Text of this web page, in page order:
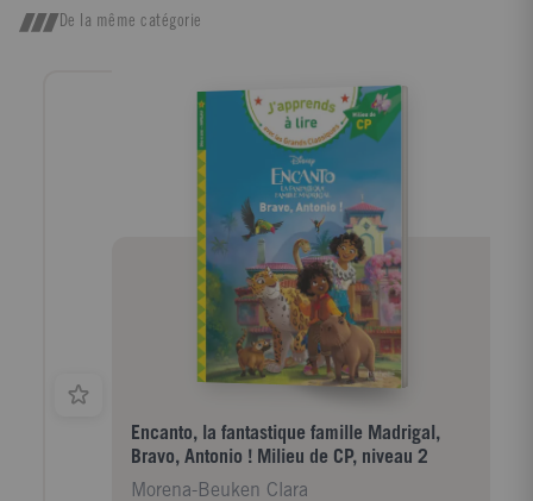
est la méthode que nous propose Maître Deshimaru
millénaire et au-delà du temps, par l'entraînement du
corps, de la respiration et de l'esprit qu'on devient un
miroir où tout peut se réfléchir. Cet ouvrage, basé sur
les principes de la médecine orientale, nous livre de
plus un enseignement fondé sur l'ésotérisme du
bouddhisme Mahayana et jamais révélé en Occident.
De la même catégorie
Encanto, la fantastique famille Madrigal,
Bravo, Antonio ! Milieu de CP, niveau 2
Morena-Beuken Clara